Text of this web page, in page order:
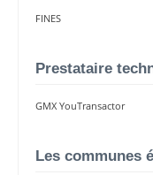
FINES
Prestataire
GMX YouTransactor
Les communes